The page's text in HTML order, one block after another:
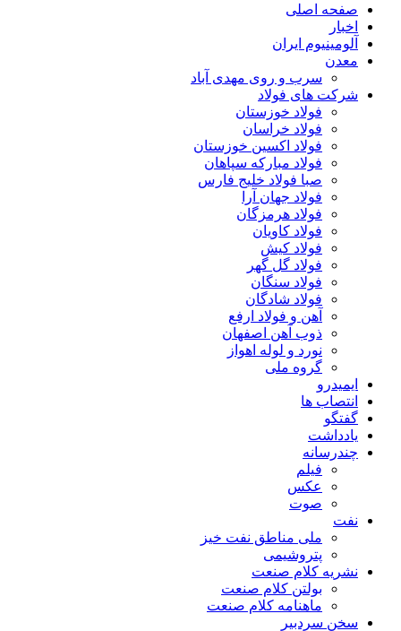
صفحه اصلی
اخبار
آلومینیوم ایران
معدن
سرب و روی مهدی آباد
شرکت های فولاد
فولاد خوزستان
فولاد خراسان
فولاد اکسین خوزستان
فولاد مبارکه سپاهان
صبا فولاد خلیج فارس
فولاد جهان آرا
فولاد هرمزگان
فولاد کاویان
فولاد کیش
فولاد گل گهر
فولاد سنگان
فولاد شادگان
آهن و فولاد ارفع
ذوب آهن اصفهان
نورد و لوله اهواز
گروه ملی
ایمیدرو
انتصاب ها
گفتگو
یادداشت
چندرسانه
فیلم
عکس
صوت
نفت
ملی مناطق نفت خیز
پتروشیمی
نشریه کلام صنعت
بولتن کلام صنعت
ماهنامه کلام صنعت
سخن سردبیر